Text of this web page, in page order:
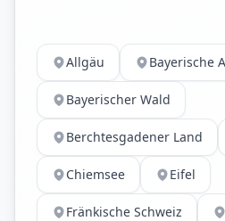
Allgäu Bayerische
Bayerischer Wald
Berchtesgadener Land
Chiemsee Eifel
Fränkische Schweiz